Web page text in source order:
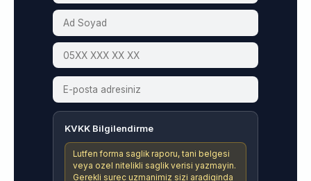
KVKK Bilgilendirme
Lutfen forma saglik raporu, tani belgesi
veya ozel nitelikli saglik verisi yazmayin.
Gerekli surec uzmanimiz sizi aradiginda